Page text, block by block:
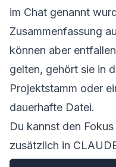
im Chat genannt
Zusammenfassung
können aber
gelten, gehört sie in
Projektstamm oder
dauerhafte Datei.
Du kannst den
zusätzlich in